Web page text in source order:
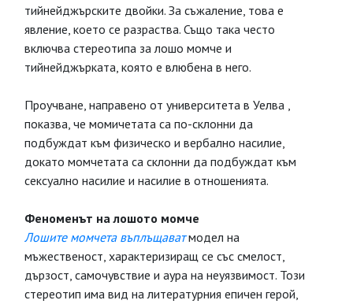
тийнейджърските двойки. За съжаление, това е
явление, което се разраства. Също така често
включва стереотипа за лошо момче и
тийнейджърката, която е влюбена в него.
Проучване, направено от университета в Уелва ,
показва, че момичетата са по-склонни да
подбуждат към физическо и вербално насилие,
докато момчетата са склонни да подбуждат към
сексуално насилие и насилие в отношенията.
Феноменът на лошото момче
Лошите момчета въплъщаватмодел на
мъжественост, характеризиращ се със смелост,
дързост, самочувствие и аура на неуязвимост. Този
стереотип има вид на литературния епичен герой,